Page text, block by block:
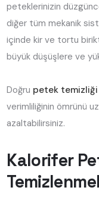
peteklerinizin
diğer tüm mekanik
içinde kir ve tortu
büyük düşüşlere ve
Doğru petek temizliği
verimliliğinin ömrünü
azaltabilirsiniz.
Kalorifer